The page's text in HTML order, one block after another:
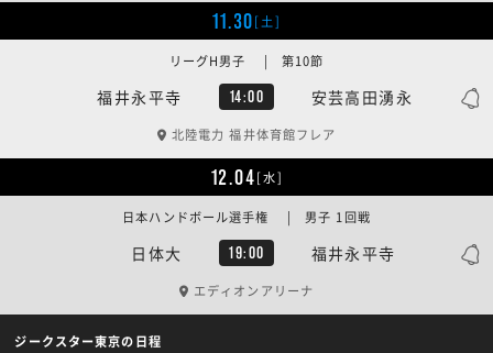
11.30[土]
福井永平寺 14:00 安芸高田湧永
リーグH男子 | 第10節
北陸電力 福井体育館フレア
12.04[水]
日体大 19:00 福井永平寺
日本ハンドボール選手権 | 男子 1回戦
エディオンアリーナ
ジークスター東京の日程